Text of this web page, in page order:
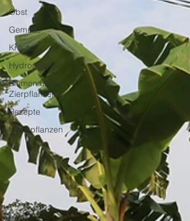
Obst
Gemüse
Kräuter
Hydroponik
Blumen und
Zierpflanzen
Rezepte
Kunstpflanzen